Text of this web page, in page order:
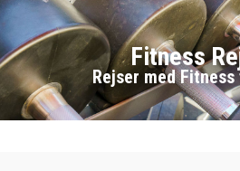
Fitness
Rejser med